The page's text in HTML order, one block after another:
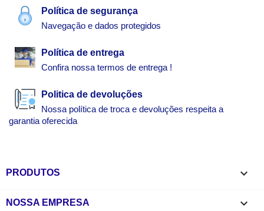
Política de segurança
Navegação e dados protegidos
Política de entrega
Confira nossa termos de entrega !
Politica de devoluções
Nossa política de troca e devoluções respeita a
garantia oferecida
PRODUTOS 
NOSSA EMPRESA 